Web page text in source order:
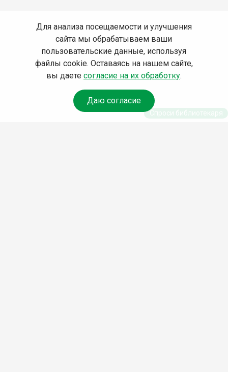
Для анализа посещаемости и улучшения
сайта мы обрабатываем ваши
пользовательские данные, используя
файлы cookie. Оставаясь на нашем сайте,
вы даете согласие на их обработку.
Даю согласие
Спроси библиотекаря